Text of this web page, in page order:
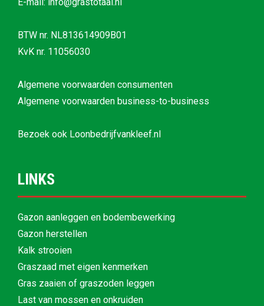
BTW nr. NL813614909B01
KvK nr. 11056030
Algemene voorwaarden consumenten
Algemene voorwaarden business-to-business
Bezoek ook Loonbedrijfvankleef.nl
LINKS
Gazon aanleggen en bodembewerking
Gazon herstellen
Kalk strooien
Graszaad met eigen kenmerken
Gras zaaien of graszoden leggen
Last van mossen en onkruiden